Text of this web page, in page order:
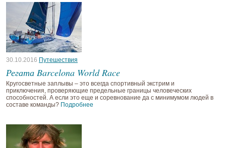
30.10.2016 Путешествия
Регата Barcelona World Race
Кругосветные заплывы – это всегда спортивный экстрим и
приключения, проверяющие предельные границы человеческих
способностей. А если это еще и соревнование да с минимумом людей в
составе команды? Подробнее